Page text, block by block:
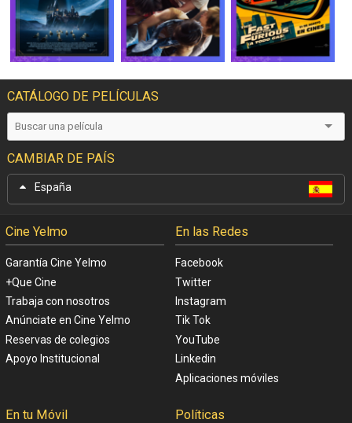
CATÁLOGO DE PELÍCULAS
CAMBIAR DE PAÍS
España
Cine Yelmo
Garantía Cine Yelmo
+Que Cine
Trabaja con nosotros
Anúnciate en Cine Yelmo
Reservas de colegios
Apoyo Institucional
En las Redes
Facebook
Twitter
Instagram
Tik Tok
YouTube
Linkedin
Aplicaciones móviles
En tu Móvil Políticas